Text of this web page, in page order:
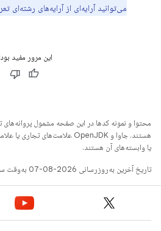
می‌توانید آرایه‌ای از آرایه‌های رشته‌ای
این مرور مفید
محتوا و نمونه کدها در این صفحه مشمول
یا وابسته‌های آن هستند.
تاریخ آخرین به‌روزرسانی 2026-08-07 به‌وقت ساعت هماهنگ جهانی.